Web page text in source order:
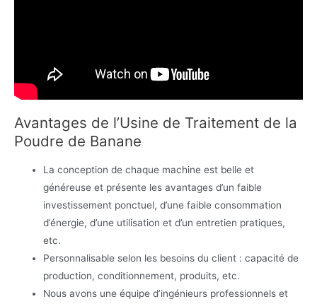
Avantages de l’Usine de Traitement de la
Poudre de Banane
La conception de chaque machine est belle et
généreuse et présente les avantages d’un faible
investissement ponctuel, d’une faible consommation
d’énergie, d’une utilisation et d’un entretien pratiques,
etc.
Personnalisable selon les besoins du client : capacité de
production, conditionnement, produits, etc.
Nous avons une équipe d’ingénieurs professionnels et